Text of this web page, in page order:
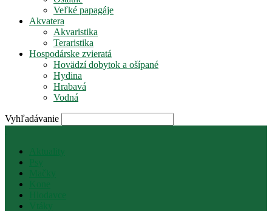
Veľké papagáje
Akvatera
Akvaristika
Teraristika
Hospodárske zvieratá
Hovädzí dobytok a ošípané
Hydina
Hrabavá
Vodná
Vyhľadávanie